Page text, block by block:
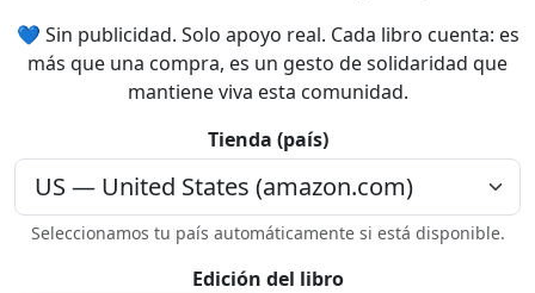
💙 Sin publicidad. Solo apoyo real. Cada libro cuenta: es
más que una compra, es un gesto de solidaridad que
mantiene viva esta comunidad.
Tienda (país)
Seleccionamos tu país automáticamente si está disponible.
Edición del libro